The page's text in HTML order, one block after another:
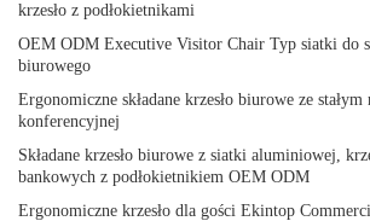
krzesło z podłokietnikami
OEM ODM Executive Visitor Chair Typ siatki do
biurowego
Ergonomiczne składane krzesło biurowe ze
konferencyjnej
Składane krzesło biurowe z siatki aluminiowej,
bankowych z podłokietnikiem OEM ODM
Ergonomiczne krzesło dla gości Ekintop